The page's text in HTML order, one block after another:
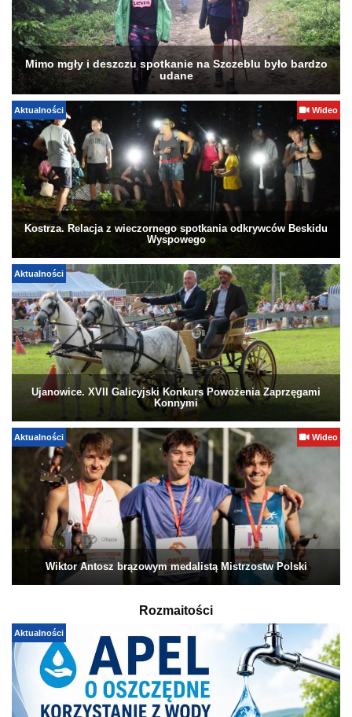
Mimo mgły i deszczu spotkanie na Szczeblu było bardzo
udane
Aktualności Wideo
Kostrza. Relacja z wieczornego spotkania odkrywców Beskidu
Wyspowego
Aktualności
Ujanowice. XVII Galicyjski Konkurs Powożenia Zaprzęgami
Konnymi
Aktualności Wideo
Wiktor Antosz brązowym medalistą Mistrzostw Polski
Rozmaitości
Aktualności